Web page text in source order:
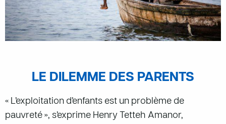
LE DILEMME DES PARENTS
« L’exploitation d’enfants est un problème de
pauvreté », s’exprime Henry Tetteh Amanor,